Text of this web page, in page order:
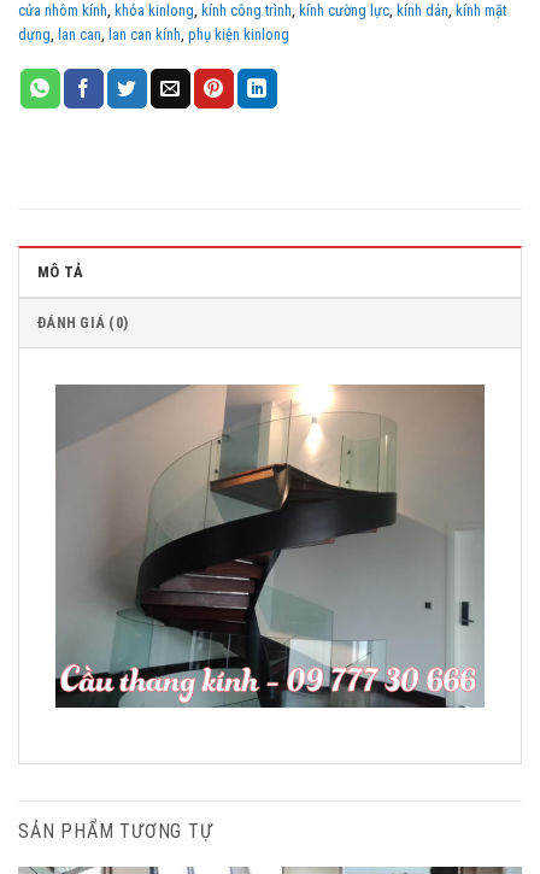
cửa nhôm kính, khóa kinlong, kính công trình, kính cường lực, kính dán, kính mặt
dựng, lan can, lan can kính, phụ kiện kinlong
MÔ TẢ
ĐÁNH GIÁ (0)
SẢN PHẨM TƯƠNG TỰ